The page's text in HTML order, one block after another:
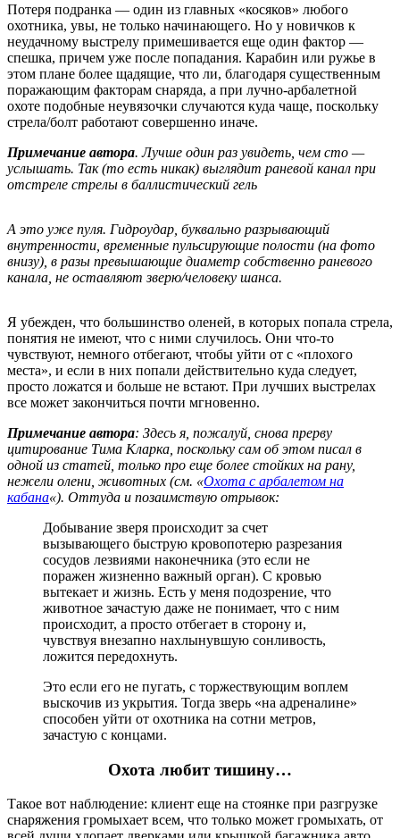
Потеря подранка — один из главных «косяков» любого
охотника, увы, не только начинающего. Но у новичков к
неудачному выстрелу примешивается еще один фактор —
спешка, причем уже после попадания. Карабин или ружье в
этом плане более щадящие, что ли, благодаря существенным
поражающим факторам снаряда, а при лучно-арбалетной
охоте подобные неувязочки случаются куда чаще, поскольку
стрела/болт работают совершенно иначе.
Примечание автора. Лучше один раз увидеть, чем сто —
услышать. Так (то есть никак) выглядит раневой канал при
отстреле стрелы в баллистический гель
А это уже пуля. Гидроудар, буквально разрывающий
внутренности, временные пульсирующие полости (на фото
внизу), в разы превышающие диаметр собственно раневого
канала, не оставляют зверю/человеку шанса.
Я убежден, что большинство оленей, в которых попала стрела,
понятия не имеют, что с ними случилось. Они что-то
чувствуют, немного отбегают, чтобы уйти от с «плохого
места», и если в них попали действительно куда следует,
просто ложатся и больше не встают. При лучших выстрелах
все может закончиться почти мгновенно.
Примечание автора: Здесь я, пожалуй, снова прерву
цитирование Тима Кларка, поскольку сам об этом писал в
одной из статей, только про еще более стойких на рану,
нежели олени, животных (см. «Охота с арбалетом на
кабана«). Оттуда и позаимствую отрывок:
Добывание зверя происходит за счет
вызывающего быструю кровопотерю разрезания
сосудов лезвиями наконечника (это если не
поражен жизненно важный орган). С кровью
вытекает и жизнь. Есть у меня подозрение, что
животное зачастую даже не понимает, что с ним
происходит, а просто отбегает в сторону и,
чувствуя внезапно нахлынувшую сонливость,
ложится передохнуть.
Это если его не пугать, с торжествующим воплем
выскочив из укрытия. Тогда зверь «на адреналине»
способен уйти от охотника на сотни метров,
зачастую с концами.
Охота любит тишину…
Такое вот наблюдение: клиент еще на стоянке при разгрузке
снаряжения громыхает всем, что только может громыхать, от